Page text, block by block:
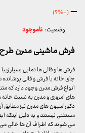
–محدوده
قیمت:
499,000 تومان
تا
7,178,000 تومان
(-5%)
وضعیت: ناموجود
فرش ماشینی مدرن طرح
فرش ها و قالی ها نمایی بسیار
جای خانه با فرش و قالی
انواع فرش مدرن وجود دارد که
های امروزی و مدرن به نسبت
دکوراسیون های مدرن نیز
مستثنی نیستند و به دلیل اینکه
می شوند که اطراف آن ها خالی